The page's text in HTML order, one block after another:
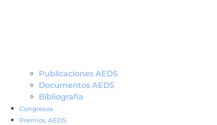
Publicaciones AEDS
Documentos AEDS
Bibliografía
Congresos
Premios AEDS